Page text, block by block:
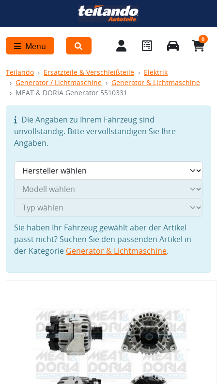
Menü
0
Teilando Ersatzteile & Verschleißteile
Elektrik
Generator / Lichtmaschine
Generator & Lichtmaschine
MEAT & DORIA Generator 5510331
Die Angaben zu Ihrem Fahrzeug sind
unvollständig. Bitte vervollständigen Sie Ihre
Angaben.
Sie haben Ihr Fahrzeug gewählt aber der Artikel
passt nicht? Suchen Sie den passenden Artikel in
der Kategorie Generator & Lichtmaschine.